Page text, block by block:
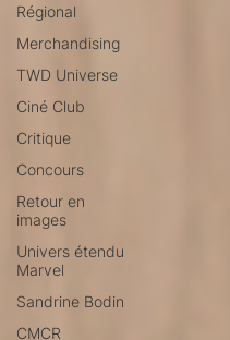
Régional
Merchandising
TWD Universe
Ciné Club
Critique
Concours
Retour en
images
Univers étendu
Marvel
Sandrine Bodin
CMCR